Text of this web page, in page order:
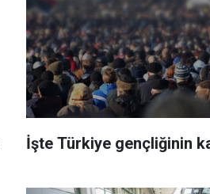
İşte Türkiye gençliğinin